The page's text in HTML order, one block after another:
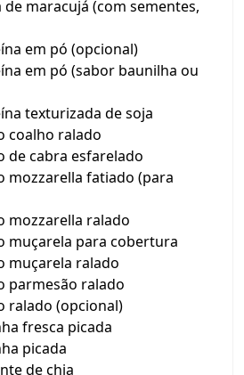
maracujá (com sementes,
em pó (opcional)
em pó (sabor baunilha ou
texturizada de soja
coalho ralado
de cabra esfarelado
mozzarella fatiado (para
mozzarella ralado
muçarela para cobertura
muçarela ralado
parmesão ralado
ralado (opcional)
fresca picada
picada
de chia